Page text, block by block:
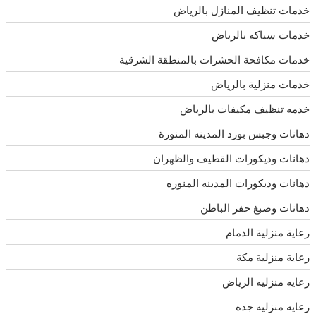
خدمات تنظيف المنازل بالرياض
خدمات سباكه بالرياض
خدمات مكافحة الحشرات بالمنطقة الشرقية
خدمات منزلية بالرياض
خدمه تنظيف مكيفات بالرياض
دهانات وجبس بورد المدينه المنورة
دهانات وديكورات القطيف والظهران
دهانات وديكورات المدينه المنوره
دهانات وصبغ حفر الباطن
رعاية منزلية الدمام
رعاية منزلية مكة
رعايه منزليه الرياض
رعايه منزليه جده